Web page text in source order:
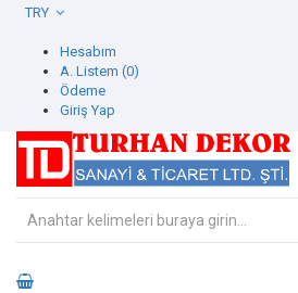
Hesabım
A. Listem (0)
Ödeme
Giriş Yap